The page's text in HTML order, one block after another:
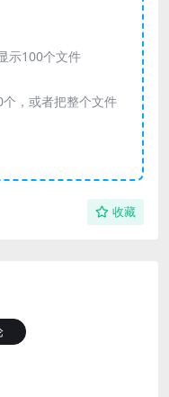
示100个文件
，或者把整个文件
收藏